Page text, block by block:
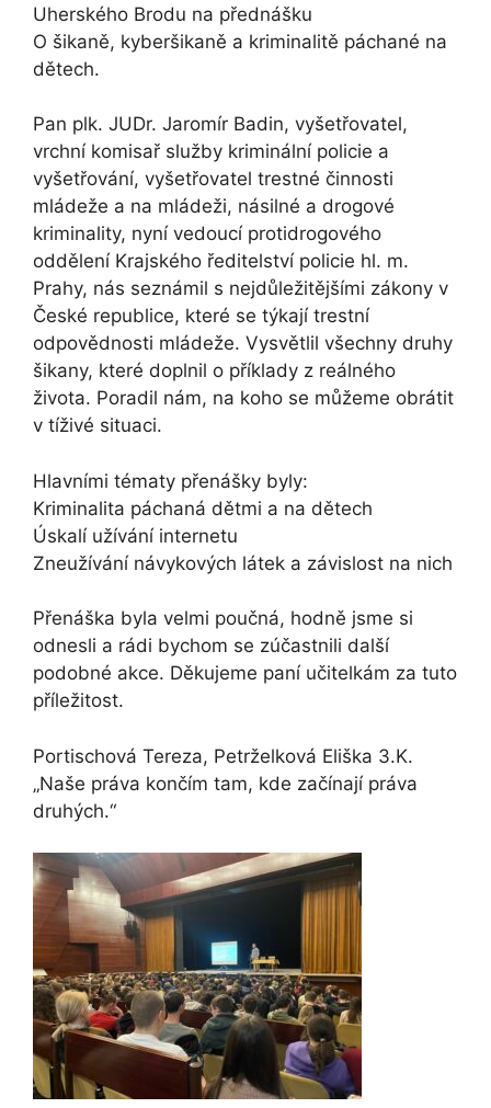
Uherského Brodu na přednášku
O šikaně, kyberšikaně a kriminalitě páchané na
dětech.
Pan plk. JUDr. Jaromír Badin, vyšetřovatel,
vrchní komisař služby kriminální policie a
vyšetřování, vyšetřovatel trestné činnosti
mládeže a na mládeži, násilné a drogové
kriminality, nyní vedoucí protidrogového
oddělení Krajského ředitelství policie hl. m.
Prahy, nás seznámil s nejdůležitějšími zákony v
České republice, které se týkají trestní
odpovědnosti mládeže. Vysvětlil všechny druhy
šikany, které doplnil o příklady z reálného
života. Poradil nám, na koho se můžeme obrátit
v tíživé situaci.
Hlavními tématy přenášky byly:
Kriminalita páchaná dětmi a na dětech
Úskalí užívání internetu
Zneužívání návykových látek a závislost na nich
Přenáška byla velmi poučná, hodně jsme si
odnesli a rádi bychom se zúčastnili další
podobné akce. Děkujeme paní učitelkám za tuto
příležitost.
Portischová Tereza, Petrželková Eliška 3.K.
„Naše práva končím tam, kde začínají práva
druhých.“